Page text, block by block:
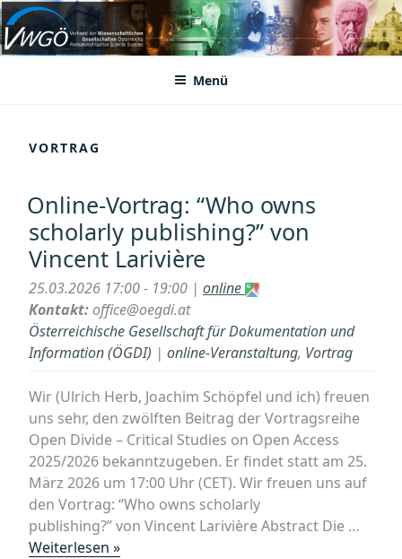
Zum
Inhalt
springenVWGÖ
Federation of Austrian Scientific Societies
Menü
VORTRAG
Online-Vortrag: “Who owns
scholarly publishing?” von
Vincent Larivière
25.03.2026 17:00 - 19:00 | online
Kontakt:office@oegdi.at
Österreichische Gesellschaft für Dokumentation und
Information (ÖGDI) | online-Veranstaltung, Vortrag
Wir (Ulrich Herb, Joachim Schöpfel und ich) freuen
uns sehr, den zwölften Beitrag der Vortragsreihe
Open Divide – Critical Studies on Open Access
2025/2026 bekanntzugeben. Er findet statt am 25.
März 2026 um 17:00 Uhr (CET). Wir freuen uns auf
den Vortrag: “Who owns scholarly
publishing?” von Vincent Larivière Abstract Die …
Weiterlesen »„Online-